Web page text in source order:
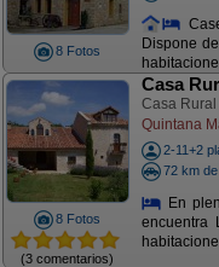
8 Fotos
Dispone
8 Fotos
(3 comentarios)
Casa
Casa Rural
Quintana
2-11+2
72 km
En
encuentra